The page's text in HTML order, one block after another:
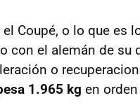
Coupé, o lo que es
con el alemán de su
o
1.965 kg en